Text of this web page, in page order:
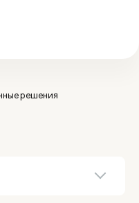
решения